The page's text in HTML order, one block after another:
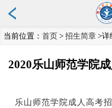
当前位置： 首页 > 招生简章 >详
2020乐山师范学院
乐山师范学院成人高考